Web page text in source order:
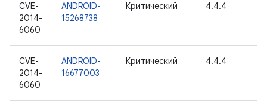
CVE-
2014-
6060
ANDROID-
15268738
Критический 4.4.4
CVE-
2014-
6060
ANDROID-
16677003
Критический 4.4.4